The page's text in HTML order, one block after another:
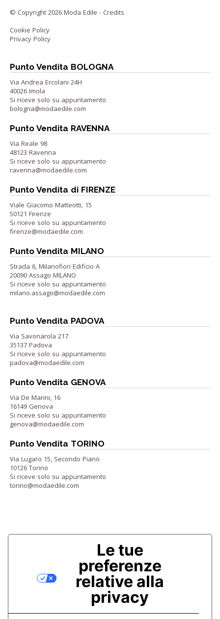
© Copyright 2026 Moda Edile - Credits
Cookie Policy
Privacy Policy
Punto Vendita BOLOGNA
Via Andrea Ercolani 24H
40026 Imola
Si riceve solo su appuntamento
bologna@modaedile.com
Punto Vendita RAVENNA
Via Reale 98
48123 Ravenna
Si riceve solo su appuntamento
ravenna@modaedile.com
Punto Vendita di FIRENZE
Viale Giacomo Matteotti, 15
50121 Firenze
Si riceve solo su appuntamento
firenze@modaedile.com
Punto Vendita MILANO
Strada 6, Milanofiori Edificio A
20090 Assago MILANO
Si riceve solo su appuntamento
milano.assago@modaedile.com
Punto Vendita PADOVA
Via Savonarola 217
35137 Padova
Si riceve solo su appuntamento
padova@modaedile.com
Punto Vendita GENOVA
Via De Marini, 16
16149 Genova
Si riceve solo su appuntamento
genova@modaedile.com
Punto Vendita TORINO
Via Lugaro 15, Secondo Piano
10126 Torino
Si riceve solo su appuntamento
torino@modaedile.com
Le tue
preferenze
relative alla
privacy